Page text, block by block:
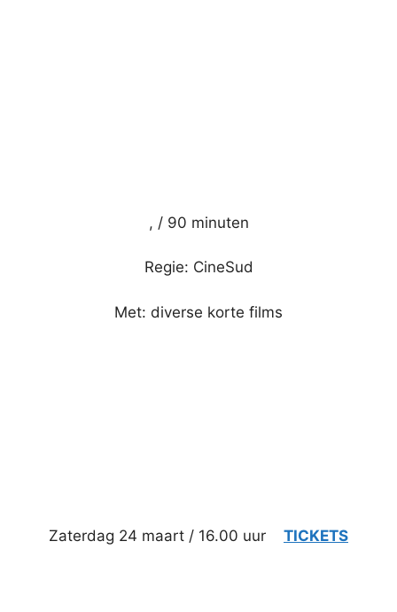
, / 90 minuten
Regie: CineSud
Met: diverse korte films
Zaterdag 24 maart / 16.00 uur TICKETS